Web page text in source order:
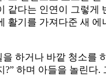
같다는 인연이 그렇게
활기를 가져다준 새 에
하거나 바깥 청소를
?” 하며 아들을 놀린다.